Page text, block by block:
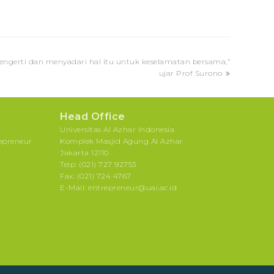
dan menyadari hal itu untuk keselamatan bersama,”
ujar Prof Surono
Head Office
Universitas Al Azhar Indonesia
Komplek Masjid Agung Al Azhar
Jakarta 12110
Telp: (021) 727 92753
Fax: (021) 724 4767
E-Mail: entrepreneur@uai.ac.id